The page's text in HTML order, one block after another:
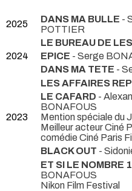
2025 DANS MA BULLE -
POTTIER
LE BUREAU DE
2024
EPICE - Serge
DANS MA TETE -
LES AFFAIRES
2023
LE CAFARD -
BONAFOUS
Mention spéciale du
Meilleur acteur Ciné
comédie Ciné Paris
BLACK OUT -
ET SI LE NOMBRE
BONAFOUS
Nikon Film Festival